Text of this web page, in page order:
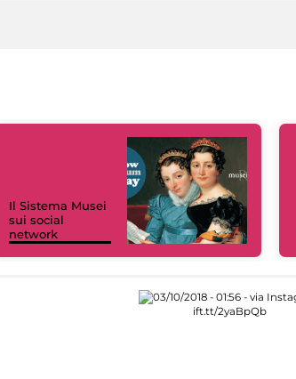
Il Sistema Musei
sui social
network